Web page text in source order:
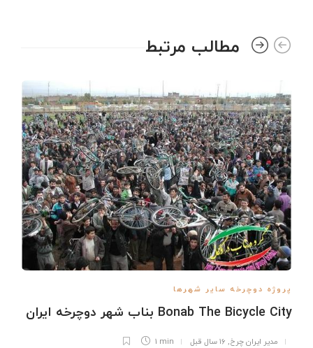
مطالب مرتبط
پروژه دوچرخه سایر شهرها
Bonab The Bicycle City بناب شهر دوچرخه ایران
مدیر ایران چرخ, ۱۶ سال قبل 1 min